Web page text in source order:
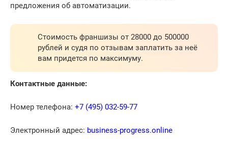
предложения об автоматизации.
Стоимость франшизы от 28000 до 500000
рублей и судя по отзывам заплатить за неё
вам придется по максимуму.
Контактные данные:
Номер телефона: +7 (495) 032-59-77
Электронный адрес: business-progress.online